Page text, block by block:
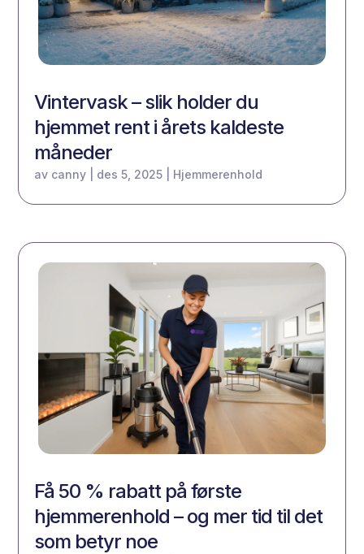
Vintervask – slik holder du
hjemmet rent i årets kaldeste
måneder
av canny des 5, 2025 Hjemmerenhold
Få 50 % rabatt på første
hjemmerenhold – og mer tid til det
som betyr noe